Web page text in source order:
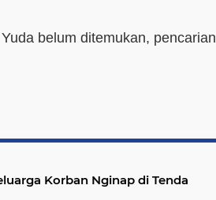
belum ditemukan, pencarian
Korban Nginap di Tenda